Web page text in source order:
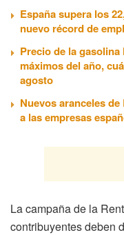
España supera los
nuevo récord de
Precio de la
máximos del año,
agosto
Nuevos aranceles
a las empresas
La campaña de la
contribuyentes deben